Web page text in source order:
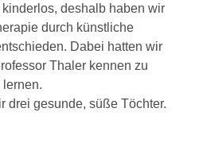
deshalb haben wir
durch künstliche
Dabei hatten wir
Thaler kennen zu
lernen.
drei gesunde, süße Töchter.